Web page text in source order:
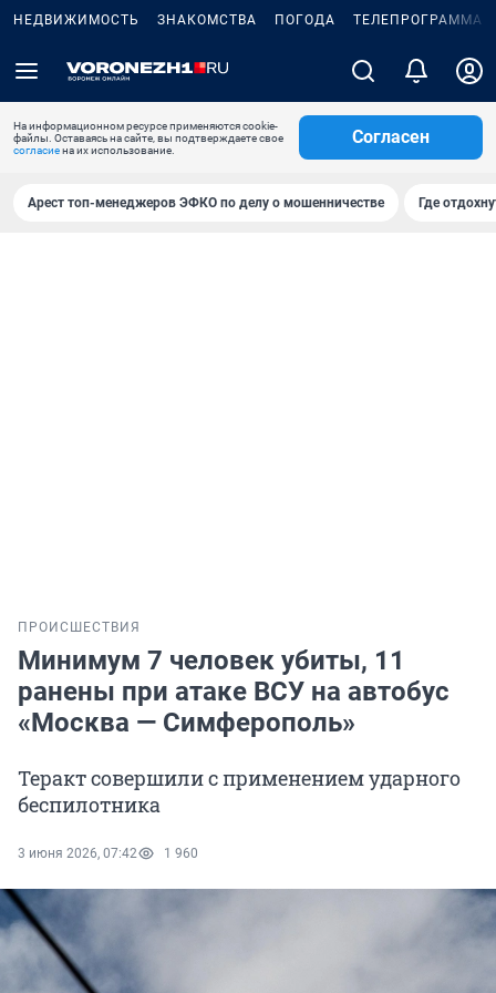
НЕДВИЖИМОСТЬ ЗНАКОМСТВА ПОГОДА ТЕЛЕПРОГРАММА
На информационном ресурсе применяются cookie-
файлы. Оставаясь на сайте, вы подтверждаете свое
согласиена их использование.
Согласен
Арест топ-менеджеров ЭФКО по делу о мошенничестве Где
ПРОИСШЕСТВИЯ
Минимум 7 человек убиты, 11
ранены при атаке ВСУ на автобус
«Москва — Симферополь»
Теракт совершили с применением ударного
беспилотника
3 июня 2026, 07:42 1 960